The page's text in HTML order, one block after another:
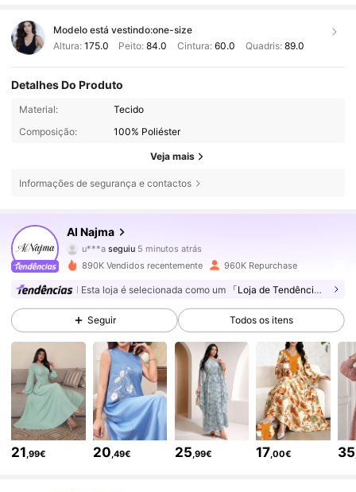
Modelo está vestindo:one-size
Altura: 175.0 Peito:84.0 Cintura: 60.0 Quadris: 89.0
Detalhes Do Produto
Material:
Tecido
Composição:
100% Poliéster
Veja mais
Informações de segurança e contactos
Al Najma
4,85 594K Seguidores
u***aseguiu
r***9está a navegar
4,85
594K Seguidores
4,85 594K Seguidores
4,85 594K Seguidores
4,85 594K Seguidores
890K Vendidos recentemente 960K Repurchase
Esta loja é selecionada como um 「Loja de Tendências」
Seguir Todos os itens
21,99€ 20,49€ 25,99€ 17,00€ 35